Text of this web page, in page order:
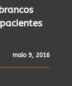
maio 9, 2016